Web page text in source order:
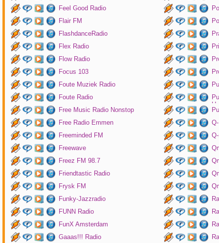
Feel Good Radio
Flair FM
FlashdanceRadio
Flex Radio
Flow Radio
Focus 103
Foute Muziek Radio
Foute Radio
Free Music Radio Nonstop
Free Radio Emmen
Freeminded FM
Freewave
Freez FM 98.7
Friendtastic Radio
Frysk FM
Funky-Jazzradio
FUNN Radio
FunX Amsterdam
Gaaas!!! Radio